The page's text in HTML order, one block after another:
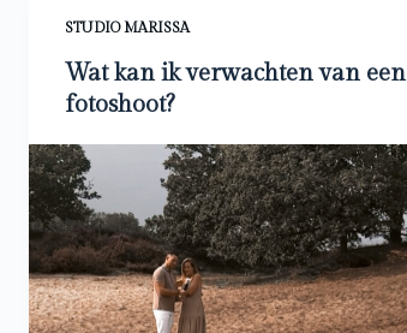
STUDIO MARISSA
Wat kan ik verwachten van een
fotoshoot?